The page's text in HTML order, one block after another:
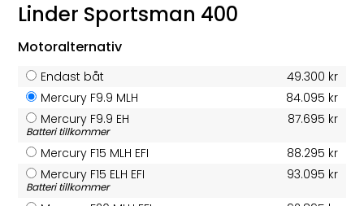
Linder Sportsman 400
Motoralternativ
Endast båt
49.300 kr
Mercury F9.9 MLH
84.095 kr
Mercury F9.9 EH
87.695 kr
Batteri tillkommer
Mercury F15 MLH EFI
88.295 kr
Mercury F15 ELH EFI
93.095 kr
Batteri tillkommer